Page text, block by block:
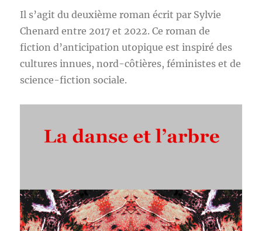
Il s’agit du deuxième roman écrit par Sylvie
Chenard entre 2017 et 2022. Ce roman de
fiction d’anticipation utopique est inspiré des
cultures innues, nord-côtières, féministes et de
science-fiction sociale.